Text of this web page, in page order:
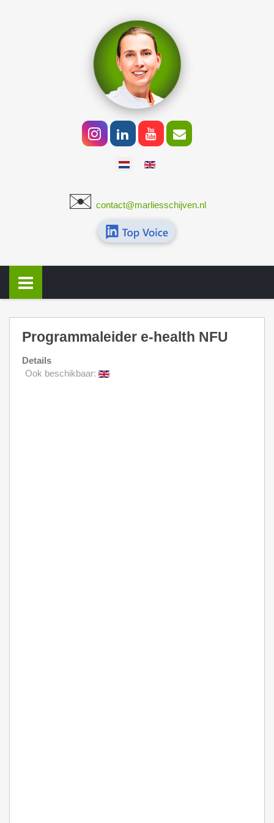
✉️ contact@marliesschijven.nl
Programmaleider e-health NFU
Details
Ook beschikbaar: